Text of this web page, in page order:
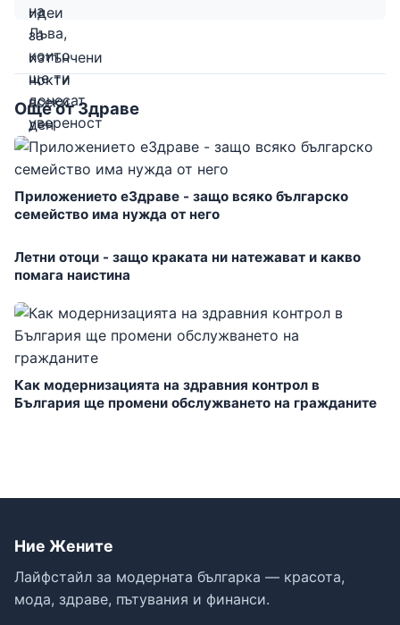
Още от Здраве
Приложението еЗдраве - защо всяко българско
семейство има нужда от него
Летни отоци - защо краката ни натежават и какво
помага наистина
Как модернизацията на здравния контрол в
България ще промени обслужването на гражданите
Ние Жените
Лайфстайл за модерната българка — красота,
мода, здраве, пътувания и финанси.